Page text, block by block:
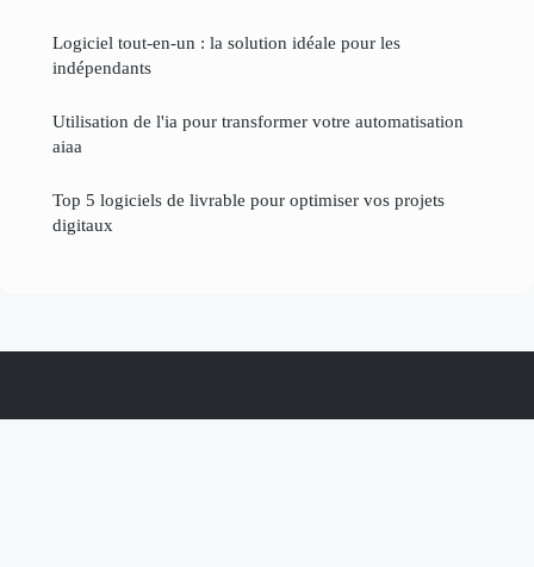
Logiciel tout-en-un : la solution idéale pour les
indépendants
Utilisation de l'ia pour transformer votre automatisation
aiaa
Top 5 logiciels de livrable pour optimiser vos projets
digitaux